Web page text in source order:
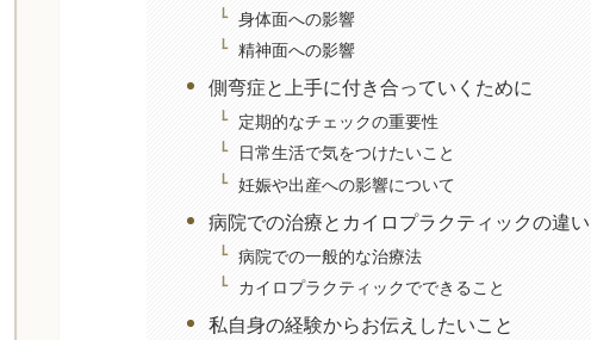
身体面への影響
精神面への影響
側弯症と上手に付き合っていくために
定期的なチェックの重要性
日常生活で気をつけたいこと
妊娠や出産への影響について
病院での治療とカイロプラクティックの違い
病院での一般的な治療法
カイロプラクティックでできること
私自身の経験からお伝えしたいこと